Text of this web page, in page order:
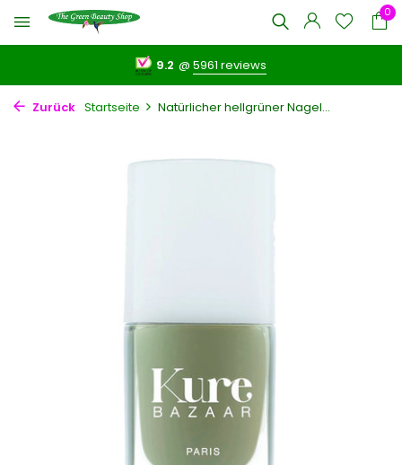
0
9.2 @5961 reviews
Zurück Startseite Natürlicher hellgrüner Nagel...